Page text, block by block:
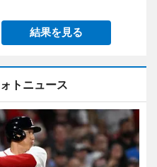
結果を見る
トニュース